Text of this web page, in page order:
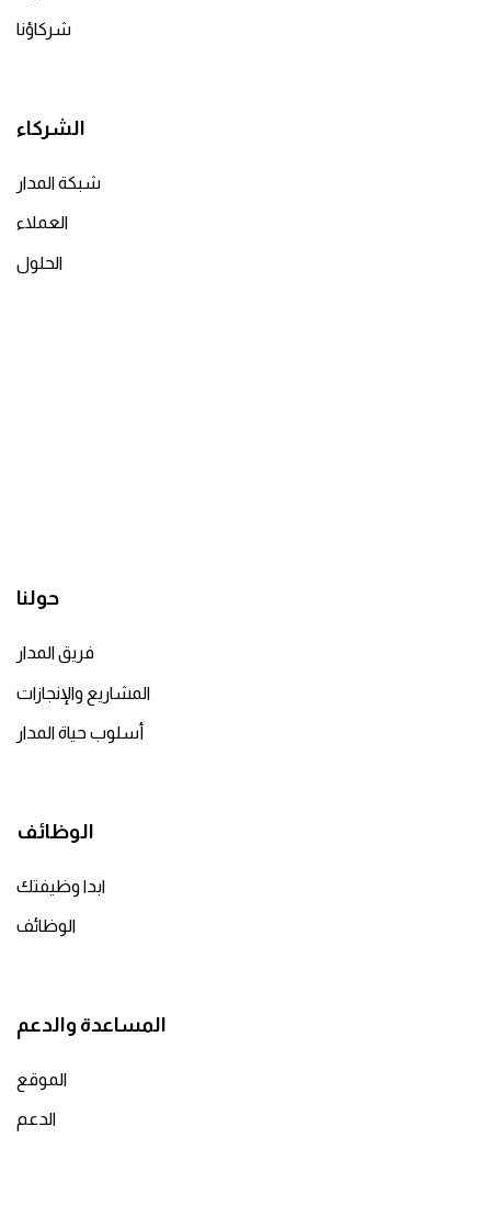
شركاؤنا
الشركاء
شبكة المدار
العملاء
الحلول
حولنا
فريق المدار
المشاريع والإنجازات
أسلوب حياة المدار
الوظائف
ابدا وظيفتك
الوظائف
المساعدة والدعم
الموقع
الدعم